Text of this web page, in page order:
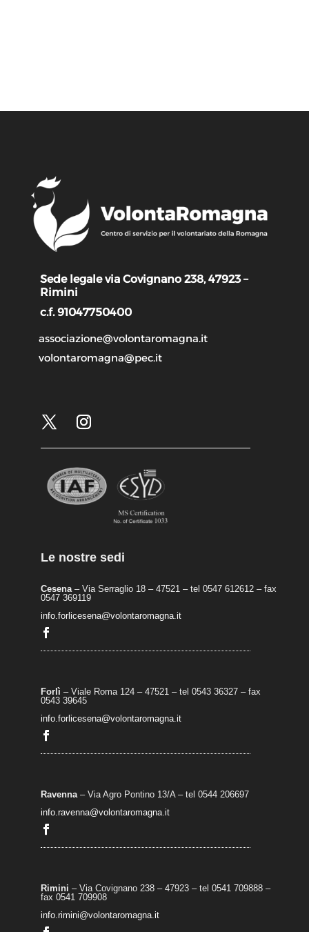
Sede legale via Covignano 238, 47923 –
Rimini
c.f. 91047750400
associazione@volontaromagna.it
volontaromagna@pec.it
Le nostre sedi
Cesena– Via Serraglio 18 – 47521 – tel 0547 612612 – fax
0547 369119
info.forlicesena@volontaromagna.it
Forlì – Viale Roma 124 – 47521 – tel 0543 36327 – fax
0543 39645
info.forlicesena@volontaromagna.it
Ravenna– Via Agro Pontino 13/A– tel 0544 206697
info.ravenna@volontaromagna.it
Rimini – Via Covignano 238 – 47923 – tel 0541 709888 –
fax 0541 709908
info.rimini@volontaromagna.it